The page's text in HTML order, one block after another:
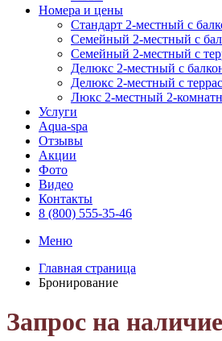
Номера и цены
Стандарт 2-местный с
Семейный 2-местный с
Семейный 2-местный с
Делюкс 2-местный с
Делюкс 2-местный с
Люкс 2-местный 2-
Услуги
Aqua-spa
Отзывы
Акции
Фото
Видео
Контакты
8 (800) 555-35-46
Меню
Главная страница
Бронирование
Запрос на